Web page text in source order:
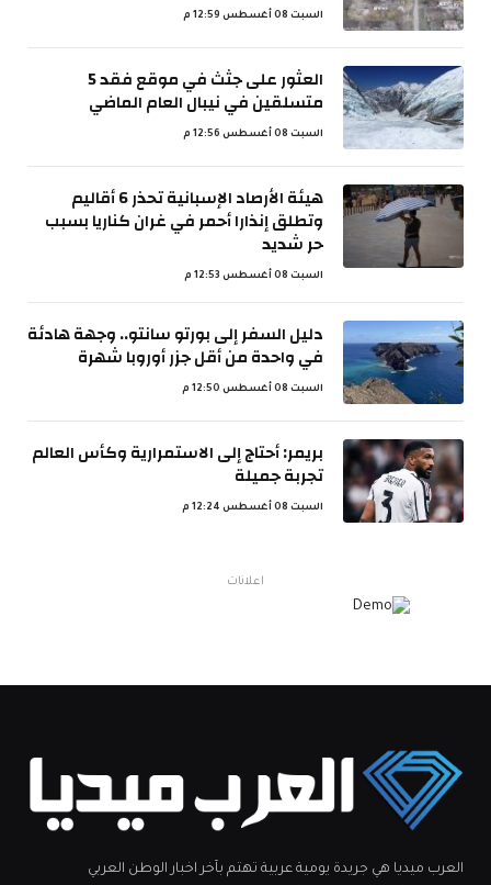
السبت 08 أغسطس 12:59 م
العثور على جثث في موقع فقد 5
متسلقين في نيبال العام الماضي
السبت 08 أغسطس 12:56 م
هيئة الأرصاد الإسبانية تحذر 6 أقاليم
وتطلق إنذارا أحمر في غران كناريا بسبب
حر شديد
السبت 08 أغسطس 12:53 م
دليل السفر إلى بورتو سانتو.. وجهة هادئة
في واحدة من أقل جزر أوروبا شهرة
السبت 08 أغسطس 12:50 م
بريمر: أحتاج إلى الاستمرارية وكأس العالم
تجربة جميلة
السبت 08 أغسطس 12:24 م
اعلانات
العرب ميديا هي جريدة يومية عربية تهتم بآخر اخبار الوطن العربي